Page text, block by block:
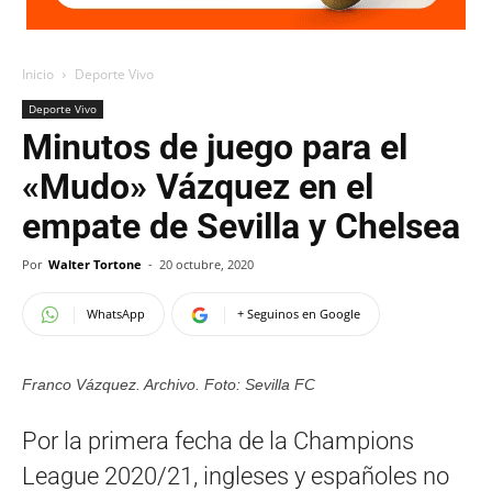
Inicio Deporte Vivo
Deporte Vivo
Minutos de juego para el
«Mudo» Vázquez en el
empate de Sevilla y Chelsea
Por Walter Tortone - 20 octubre, 2020
WhatsApp + Seguinos en Google
Franco Vázquez. Archivo. Foto: Sevilla FC
Por la primera fecha de la Champions
League 2020/21, ingleses y españoles no